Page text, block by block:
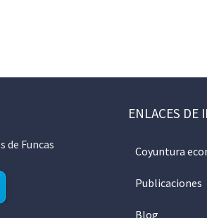
de Funcas
ENLACES DE
Coyuntura
Publicaciones
Blog